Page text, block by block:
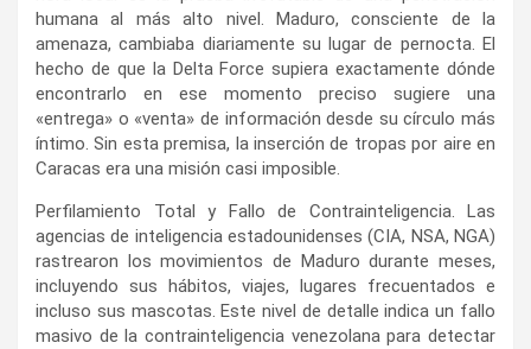
humana al más alto nivel. Maduro, consciente de la
amenaza, cambiaba diariamente su lugar de pernocta. El
hecho de que la Delta Force supiera exactamente dónde
encontrarlo en ese momento preciso sugiere una
«entrega» o «venta» de información desde su círculo más
íntimo. Sin esta premisa, la inserción de tropas por aire en
Caracas era una misión casi imposible.
Perfilamiento Total y Fallo de Contrainteligencia. Las
agencias de inteligencia estadounidenses (CIA, NSA, NGA)
rastrearon los movimientos de Maduro durante meses,
incluyendo sus hábitos, viajes, lugares frecuentados e
incluso sus mascotas. Este nivel de detalle indica un fallo
masivo de la contrainteligencia venezolana para detectar